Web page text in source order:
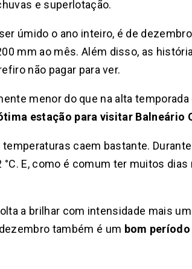
e superlotação.
ser úmido o ano inteiro, é de
mm ao mês. Além disso, as
não pagar para ver.
menor do que na alta
estação para visitar Balneário
caem bastante.
E, como é comum ter muitos
a brilhar com intensidade mais
também é um bom